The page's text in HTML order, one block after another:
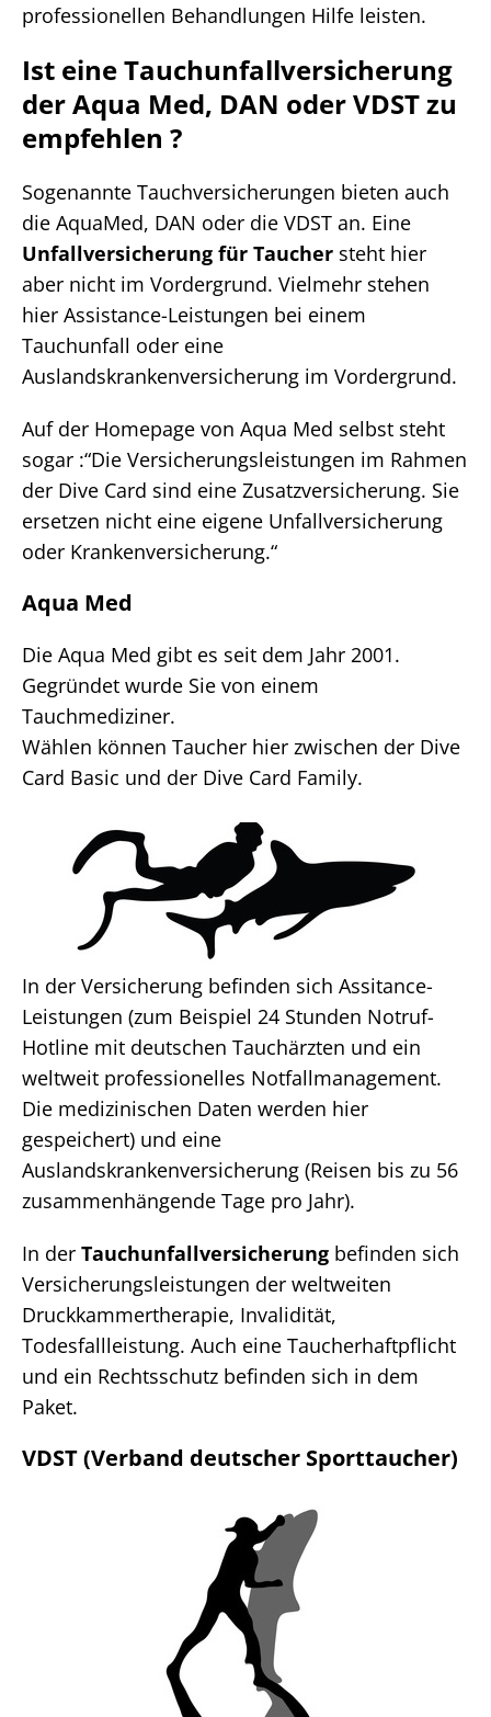
professionellen Behandlungen Hilfe leisten.
Ist eine Tauchunfallversicherung
der Aqua Med, DAN oder VDST zu
empfehlen ?
Sogenannte Tauchversicherungen bieten auch
die AquaMed, DAN oder die VDST an. Eine
Unfallversicherung für Taucher steht hier
aber nicht im Vordergrund. Vielmehr stehen
hier Assistance-Leistungen bei einem
Tauchunfall oder eine
Auslandskrankenversicherung im Vordergrund.
Auf der Homepage von Aqua Med selbst steht
sogar :“Die Versicherungsleistungen im Rahmen
der Dive Card sind eine Zusatzversicherung. Sie
ersetzen nicht eine eigene Unfallversicherung
oder Krankenversicherung.“
Aqua Med
Die Aqua Med gibt es seit dem Jahr 2001.
Gegründet wurde Sie von einem
Tauchmediziner.
Wählen können Taucher hier zwischen der Dive
Card Basic und der Dive Card Family.
In der Versicherung befinden sich Assitance-
Leistungen (zum Beispiel 24 Stunden Notruf-
Hotline mit deutschen Tauchärzten und ein
weltweit professionelles Notfallmanagement.
Die medizinischen Daten werden hier
gespeichert) und eine
Auslandskrankenversicherung (Reisen bis zu 56
zusammenhängende Tage pro Jahr).
In der Tauchunfallversicherung befinden sich
Versicherungsleistungen der weltweiten
Druckkammertherapie, Invalidität,
Todesfallleistung. Auch eine Taucherhaftpflicht
und ein Rechtsschutz befinden sich in dem
Paket.
VDST (Verband deutscher Sporttaucher)